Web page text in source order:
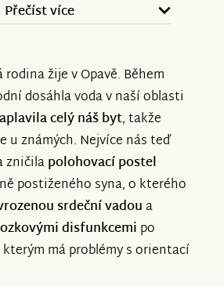
Přečíst více
žije v Opavě. Během
dosáhla voda v naší oblasti
celý náš byt, takže
u známých. Nejvíce nás teď
zničilapolohovací postel
postiženého syna, o kterého
srdeční vadoua
disfunkcemi po
má problémy s orientací